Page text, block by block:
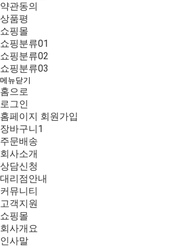
약관동의
상품평
쇼핑몰
쇼핑분류01
쇼핑분류02
쇼핑분류03
메뉴닫기
홈으로
로그인
홈페이지 회원가입
장바구니1
주문배송
회사소개
상담신청
대리점안내
커뮤니티
고객지원
쇼핑몰
회사개요
인사말